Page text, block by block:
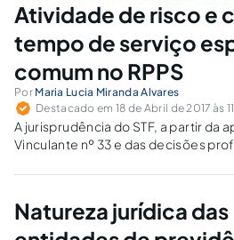
Atividade de risco e
tempo de serviço
comum no RPPS
Por Maria Lucia Miranda Alvares
Destacado em 18 de Abril de 2017 às
A jurisprudência do STF, a partir da
Vinculante nº 33 e das decisões
a égide da interpretação anterior,
Natureza jurídica das